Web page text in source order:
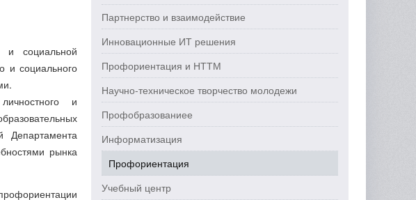
и социальной
и социального
и
Департамента
рынка
Партнерство и взаимодействие
Инновационные ИТ решения
Профориентация и НТТМ
Научно-техническое творчество молодежи
Профобразованиее
Информатизация
Профориентация
Учебный центр